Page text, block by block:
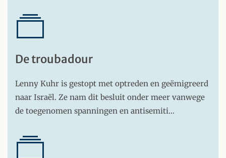
De troubadour
Lenny Kuhr is gestopt met optreden en geëmigreerd
naar Israël. Ze nam dit besluit onder meer vanwege
de toegenomen spanningen en antisemiti…